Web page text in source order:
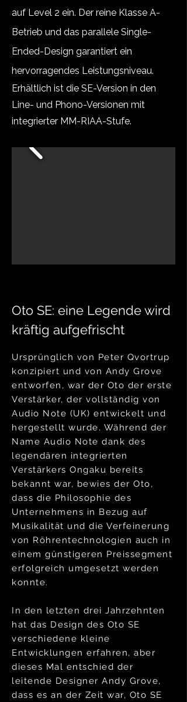
auf Level 2 ein. Der reine Klasse A-
Betrieb und das parallele Single-
Ended-Design garantiert ein
hervorragendes Leistungsniveau.
Erhältlich ist die SE-Version in den
Line- und Phono-Versionen mit
integrierter MM-RIAA-Stufe.
Oto SE: eine Legende wird
kräftig aufgefrischt
Ursprünglich von Peter Qvortrup
konzipiert und von Andy Grove
entworfen, war der Oto der erste
Verstärker, der vollständig von
Audio Note (UK) entwickelt und
hergestellt wurde. Während der
Name Audio Note dank des
legendären integrierten
Verstärkers Ongaku bereits
bekannt war, bewies der Oto,
dass die Philosophie des
Unternehmens in Bezug auf
Musikalität und die Verfeinerung
von Röhrentechnologien auch in
einem günstigeren Preissegment
erfolgreich umgesetzt werden
konnte.
In den letzten drei Jahrzehnten
hat das Design des Oto SE
verschiedene kleine
Entwicklungen erfahren, aber
dieses Mal entschied der
leitende Designer Andy Grove,
dass es an der Zeit war, Oto SE